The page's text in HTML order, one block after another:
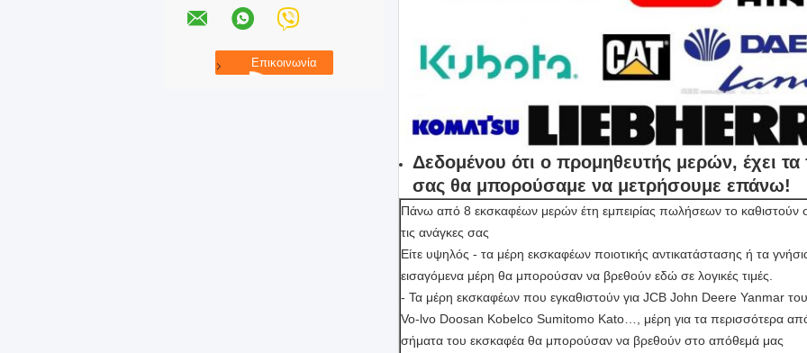
Δεδομένου ότι ο προμηθευτής μερών, έχει
σας θα μπορούσαμε να μετρήσουμε επάνω!
Πάνω από 8 εκσκαφέων μερών έτη εμπειρίας πωλήσεων το καθιστούν
τις ανάγκες σας
Είτε υψηλός - τα μέρη εκσκαφέων ποιοτικής αντικατάστασης ή τα
εισαγόμενα μέρη θα μπορούσαν να βρεθούν εδώ σε λογικές τιμές.
- Τα μέρη εκσκαφέων που εγκαθιστούν για JCB John Deere Yanmar
Vo-lvo Doosan Kobelco Sumitomo Kato…, μέρη για τα περισσότερα
σήματα του εκσκαφέα θα μπορούσαν να βρεθούν στο απόθεμά μας